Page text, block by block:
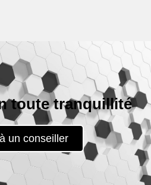
toute tranquillité
un conseiller